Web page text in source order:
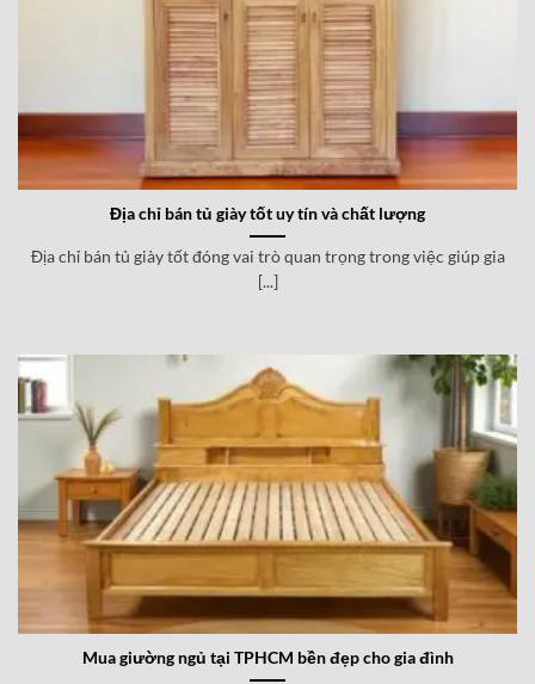
Địa chỉ bán tủ giày tốt uy tín và chất lượng
Địa chỉ bán tủ giày tốt đóng vai trò quan trọng trong việc giúp gia
[...]
Mua giường ngủ tại TPHCM bền đẹp cho gia đình